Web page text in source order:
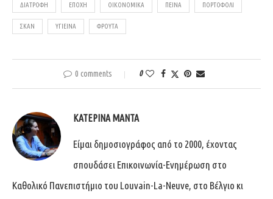
ΔΙΑΤΡΟΦΉ ΕΠΟΧΉ ΟΙΚΟΝΟΜΙΚΆ ΠΕΊΝΑ ΠΟΡΤΟΦΌΛΙ
ΣΚΑΝ ΥΓΙΕΙΝΑ ΦΡΟΎΤΑ
0 comments 0
ΚΑΤΕΡΊΝΑ ΜΑΝΤΆ
Είμαι δημοσιογράφος από το 2000, έχοντας
σπουδάσει Επικοινωνία-Ενημέρωση στο
Καθολικό Πανεπιστήμιο του Louvain-La-Neuve, στο Βέλγιο κι